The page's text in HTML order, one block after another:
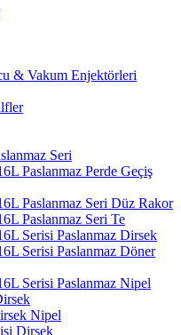
& Vakum Enjektörleri
Seri
Paslanmaz Perde Geçiş
Paslanmaz Seri Düz Rakor
Paslanmaz Seri Te
Serisi Paslanmaz Dirsek
Serisi Paslanmaz Döner
Serisi Paslanmaz Nipel
Nipel
Dirsek